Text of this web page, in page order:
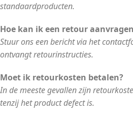
standaardproducten.
Hoe kan ik een retour
Stuur ons een bericht via het
ontvangt retourinstructies.
Moet ik retourkosten betalen?
In de meeste gevallen zijn
tenzij het product defect is.